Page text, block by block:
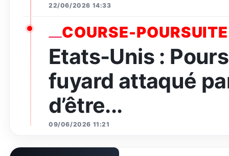
22/06/2026 14:33
COURSE-POURSUITE
Etats-Unis :
fuyard attaqué
d’être...
09/06/2026 11:21